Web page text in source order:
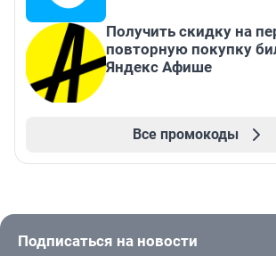
Получить скидку на
повторную покупку
Яндекс Афише
Все промокоды
Подписаться на новости